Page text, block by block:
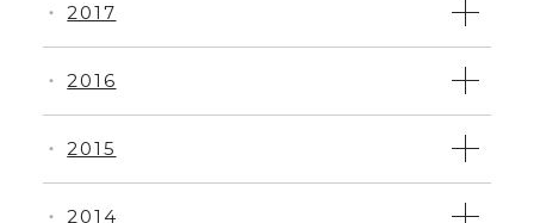
・ 2014
・ 2015
・ 2016
・ 2017